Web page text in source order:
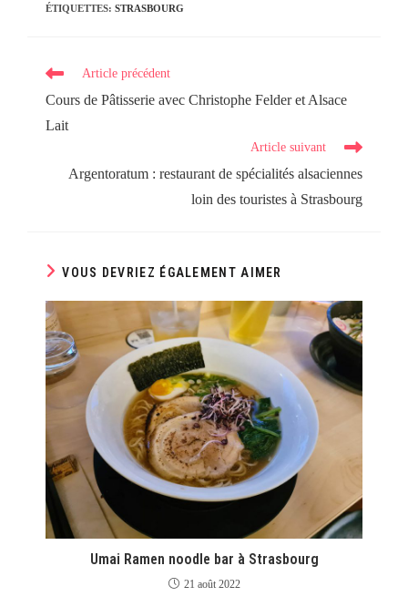
ÉTIQUETTES: STRASBOURG
Read
articles
Article précédent
Cours de Pâtisserie avec Christophe Felder et Alsace
Lait
Article suivant
Argentoratum : restaurant de spécialités alsaciennes
loin des touristes à Strasbourg
VOUS DEVRIEZ ÉGALEMENT AIMER
Umai Ramen noodle bar à Strasbourg
21 août 2022